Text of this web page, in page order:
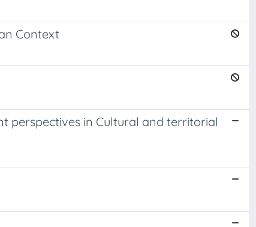
Context
perspectives in Cultural and territorial